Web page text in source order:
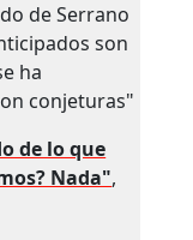
de Serrano
son
ha
conjeturas"
de lo que
Nada",